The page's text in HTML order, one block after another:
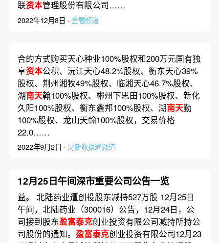
联资本管理股份有限公司……
2022年12月8日 · 金融频道
合的方式购买天心种业100%股权和200万元国有独
享资本公积、沅江天心48.2%股权、衡东天心39%
股权、荆州湘牧49%股权、临湘天心46.7%股权、
湖南天翰100%股权、郴州下思田100%股权、新化
久阳100%股权、衡东鑫邦100%股权、湖南天勤
100%股权、龙山天翰100%股权，交易价格
22.0……
2022年9月2日 · 财新数据通频道
12月25日午间深市重要公司公告一览
益。 北陆药业遭创投股东减持527万股 12月25日
午间，北陆药业（300016）公告，12月24日，公
司接到股东盈富泰克创业投资有限公司减持所持公
司股份的通知。 盈富泰克创业投资有限公司12月23